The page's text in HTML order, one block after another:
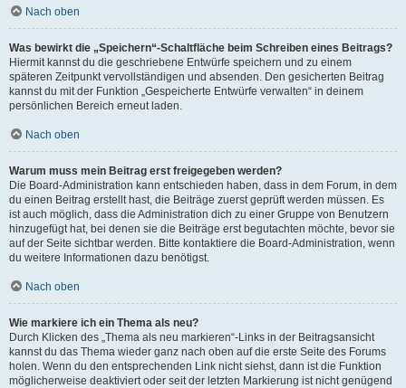
Nach oben
Was bewirkt die „Speichern“-Schaltfläche beim Schreiben eines Beitrags?
Hiermit kannst du die geschriebene Entwürfe speichern und zu einem
späteren Zeitpunkt vervollständigen und absenden. Den gesicherten Beitrag
kannst du mit der Funktion „Gespeicherte Entwürfe verwalten“ in deinem
persönlichen Bereich erneut laden.
Nach oben
Warum muss mein Beitrag erst freigegeben werden?
Die Board-Administration kann entschieden haben, dass in dem Forum, in dem
du einen Beitrag erstellt hast, die Beiträge zuerst geprüft werden müssen. Es
ist auch möglich, dass die Administration dich zu einer Gruppe von Benutzern
hinzugefügt hat, bei denen sie die Beiträge erst begutachten möchte, bevor sie
auf der Seite sichtbar werden. Bitte kontaktiere die Board-Administration, wenn
du weitere Informationen dazu benötigst.
Nach oben
Wie markiere ich ein Thema als neu?
Durch Klicken des „Thema als neu markieren“-Links in der Beitragsansicht
kannst du das Thema wieder ganz nach oben auf die erste Seite des Forums
holen. Wenn du den entsprechenden Link nicht siehst, dann ist die Funktion
möglicherweise deaktiviert oder seit der letzten Markierung ist nicht genügend